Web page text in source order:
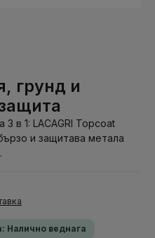
грунд и
в 1: LACAGRI Topcoat
и защитава метала
Налично веднага